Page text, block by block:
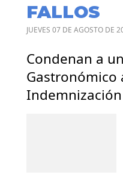
FALLOS
JUEVES 07 DE AGOSTO DE
Condenan a
Gastronómico